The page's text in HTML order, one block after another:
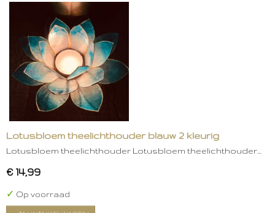
Lotusbloem theelichthouder blauw 2 kleurig
Lotusbloem theelichthouder Lotusbloem theelichthouder…
€ 14,99
✓ Op voorraad